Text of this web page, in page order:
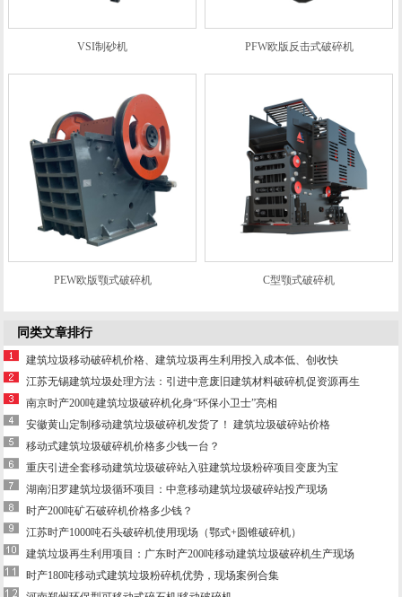
VSI制砂机 PFW欧版反击式破碎机
PEW欧版颚式破碎机 C型颚式破碎机
同类文章排行
建筑垃圾移动破碎机价格、建筑垃圾再生利用投入成本低、创收快
江苏无锡建筑垃圾处理方法：引进中意废旧建筑材料破碎机促资源再生
南京时产200吨建筑垃圾破碎机化身“环保小卫士”亮相
安徽黄山定制移动建筑垃圾破碎机发货了！ 建筑垃圾破碎站价格
移动式建筑垃圾破碎机价格多少钱一台？
重庆引进全套移动建筑垃圾破碎站入驻建筑垃圾粉碎项目变废为宝
湖南汨罗建筑垃圾循环项目：中意移动建筑垃圾破碎站投产现场
时产200吨矿石破碎机价格多少钱？
江苏时产1000吨石头破碎机使用现场（鄂式+圆锥破碎机）
建筑垃圾再生利用项目：广东时产200吨移动建筑垃圾破碎机生产现场
时产180吨移动式建筑垃圾粉碎机优势，现场案例合集